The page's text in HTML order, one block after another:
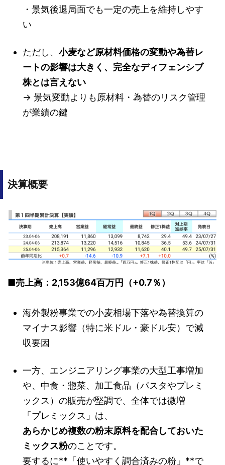
・景気後退局面でも一定の売上を維持しやす
い
ただし、 小麦など原材料価格の変動や為替レ
ートの影響は大きく、完全なディフェンシブ
株とは言えない
→ 景気変動よりも原材料・為替のリスク管理
が業績の鍵
決算概要
■売上高：2,153億64百万円（+0.7％）
海外製粉事業での小麦相場下落や為替換算の
マイナス影響（特に米ドル・豪ドル安）で減
収要因
一方、エンジニアリング事業の大型工事増加
や、中食・惣菜、加工食品（パスタやプレミ
ックス）の販売が堅調で、全体では微増
「プレミックス」は、
あらかじめ複数の粉末原料を配合しておいた
ミックス粉のことです。
要するに**「使いやすく調合済みの粉」**で